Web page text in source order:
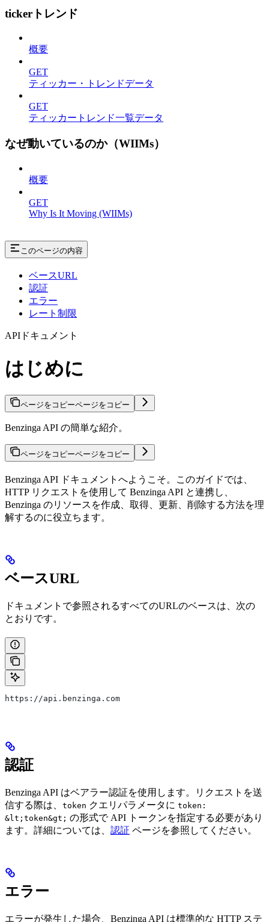
tickerトレンド
概要
GET
ティッカー・トレンドデータ
GET
ティッカートレンド一覧データ
なぜ動いているのか（WIIMs）
概要
GET
Why Is It Moving (WIIMs)
このページの内容
ベースURL
認証
エラー
レート制限
APIドキュメント
はじめに
ページをコピーページをコピー
Benzinga API の簡単な紹介。
ページをコピーページをコピー
Benzinga API ドキュメントへようこそ。このガイドでは、
HTTP リクエストを使用して Benzinga API と連携し、
Benzinga のリソースを作成、取得、更新、削除する方法を理
解するのに役立ちます。
ベースURL
ドキュメントで参照されるすべてのURLのベースは、次の
とおりです。
https://api.benzinga.com
認証
Benzinga API はベアラー認証を使用します。リクエストを送
信する際は、 token クエリパラメータに token:
&lt;token&gt; の形式で API トークンを指定する必要があり
ます。詳細については、 認証 ページを参照してください。
エラー
エラーが発生した場合、Benzinga API は標準的な HTTP ステ